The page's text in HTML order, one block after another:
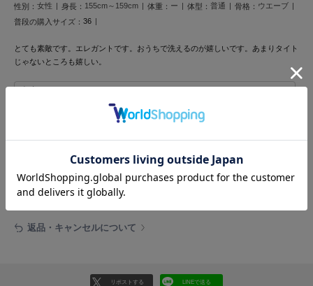
gelato pique Sleep
ジェラート ピケ スリープ
グラミチ
性別： 女性 身長： 155cm～159cm 体重： ー 体型： 普通 骨格： ウエーブ
普段の購入サイズ： 36
とても素敵です。エレガントです。おうちで洗えるのが嬉しいです。あまりタイト
じゃないところも嬉しい。
参考になった
レビューはマイページのご注文履歴から投稿いただけます
返品・キャンセルについて
リポストする LINEで送る